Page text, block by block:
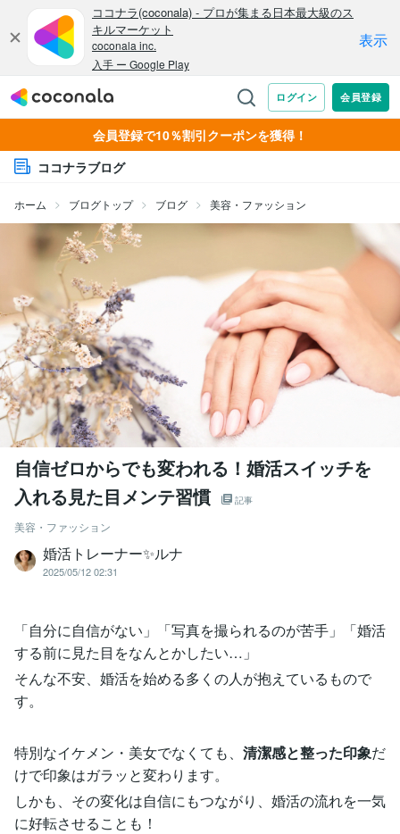
会員登録で10％割引クーポンを獲得！
ココナラブログ
ホーム ブログトップ ブログ 美容・ファッション
自信ゼロからでも変われる！婚活スイッチを
入れる見た目メンテ習慣
記事
美容・ファッション
婚活トレーナー✨ルナ
2025/05/12 02:31
「自分に自信がない」「写真を撮られるのが苦手」「婚活
する前に見た目をなんとかしたい…」
そんな不安、婚活を始める多くの人が抱えているもので
す。
特別なイケメン・美女でなくても、 清潔感と整った印象だ
けで印象はガラッと変わります。
しかも、その変化は自信にもつながり、婚活の流れを一気
に好転させることも！